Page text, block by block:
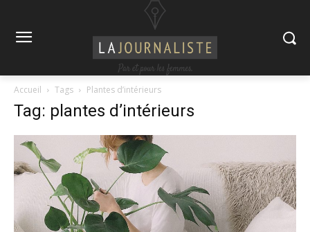
Accueil Tags Plantes d’intérieurs
Tag: plantes d’intérieurs